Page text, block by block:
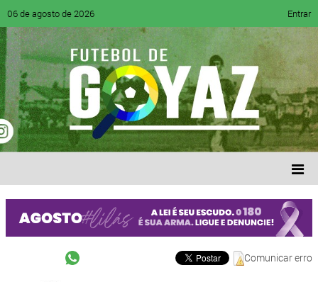
06 de agosto de 2026 Entrar
Comunicar erro